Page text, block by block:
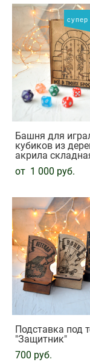
супер
Башня для
кубиков из
акрила
от 1 000 pуб.
Подставка под
"Защитник"
700 pуб.